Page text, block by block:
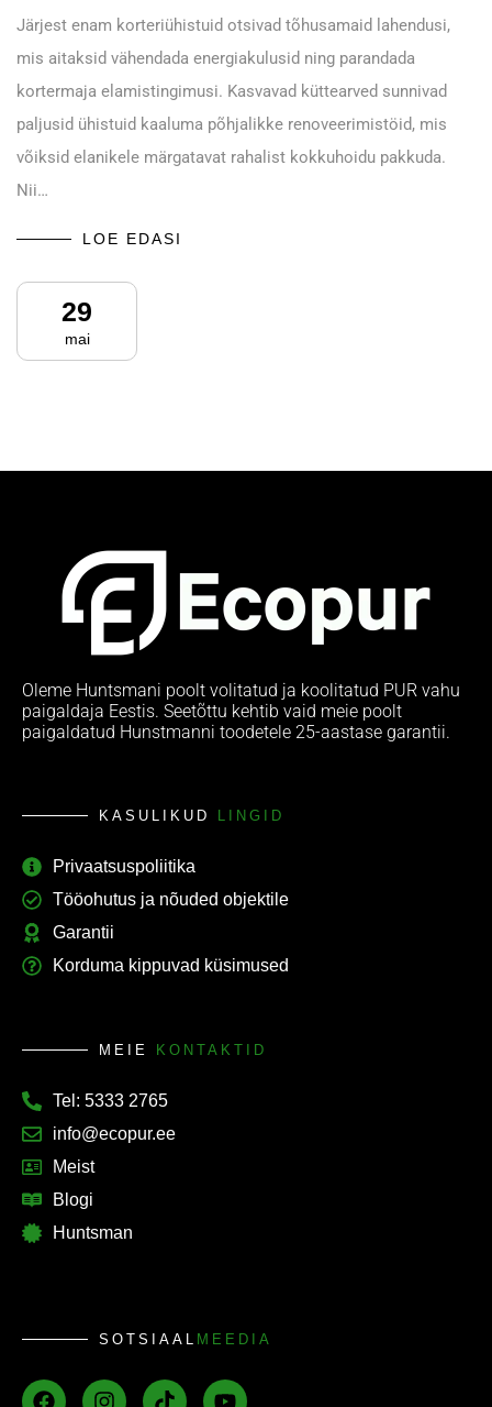
Järjest enam korteriühistuid otsivad tõhusamaid lahendusi,
mis aitaksid vähendada energiakulusid ning parandada
kortermaja elamistingimusi. Kasvavad küttearved sunnivad
paljusid ühistuid kaaluma põhjalikke renoveerimistöid, mis
võiksid elanikele märgatavat rahalist kokkuhoidu pakkuda.
Nii…
LOE EDASI
29
mai
Oleme Huntsmani poolt volitatud ja koolitatud PUR vahu
paigaldaja Eestis. Seetõttu kehtib vaid meie poolt
paigaldatud Hunstmanni toodetele 25-aastase garantii.
KASULIKUD LINGID
Privaatsuspoliitika
Tööohutus ja nõuded objektile
Garantii
Korduma kippuvad küsimused
MEIE KONTAKTID
Tel: 5333 2765
info@ecopur.ee
Meist
Blogi
Huntsman
SOTSIAAL MEEDIA